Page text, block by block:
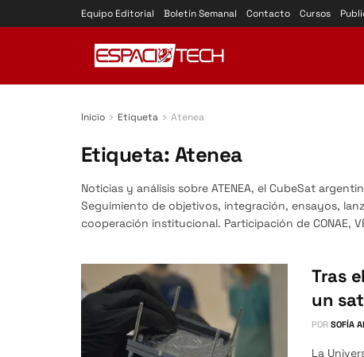
Equipo Editorial Boletín Semanal Contacto Cursos
Inicio Etiqueta Atenea
Etiqueta: Atenea
Noticias y análisis sobre ATENEA, el CubeSat
Seguimiento de objetivos, integración, ensayos,
cooperación institucional. Participación de CONAE,
Tras
un
POR SOFÍA
La